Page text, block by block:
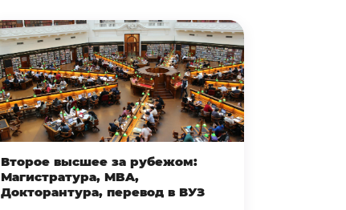
Второе высшее за рубежом:
Магистратура, MBA,
Докторантура, перевод в ВУЗ